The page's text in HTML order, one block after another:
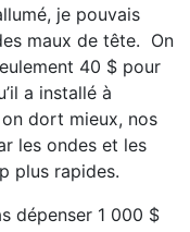
je pouvais
maux de tête. On
40 $ pour
a installé à
dort mieux, nos
les ondes et les
plus rapides.
dépenser 1 000 $